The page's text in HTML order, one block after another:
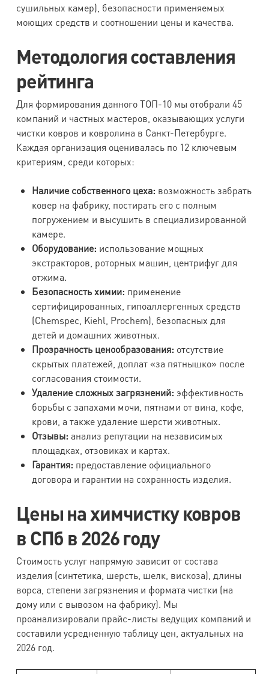
сушильных камер), безопасности применяемых
моющих средств и соотношении цены и качества.
Методология составления
рейтинга
Для формирования данного ТОП-10 мы отобрали 45
компаний и частных мастеров, оказывающих услуги
чистки ковров и ковролина в Санкт-Петербурге.
Каждая организация оценивалась по 12 ключевым
критериям, среди которых:
Наличие собственного цеха: возможность забрать
ковер на фабрику, постирать его с полным
погружением и высушить в специализированной
камере.
Оборудование: использование мощных
экстракторов, роторных машин, центрифуг для
отжима.
Безопасность химии: применение
сертифицированных, гипоаллергенных средств
(Chemspec, Kiehl, Prochem), безопасных для
детей и домашних животных.
Прозрачность ценообразования: отсутствие
скрытых платежей, доплат «за пятнышко» после
согласования стоимости.
Удаление сложных загрязнений: эффективность
борьбы с запахами мочи, пятнами от вина, кофе,
крови, а также удаление шерсти животных.
Отзывы: анализ репутации на независимых
площадках, отзовиках и картах.
Гарантия: предоставление официального
договора и гарантии на сохранность изделия.
Цены на химчистку ковров
в СПб в 2026 году
Стоимость услуг напрямую зависит от состава
изделия (синтетика, шерсть, шелк, вискоза), длины
ворса, степени загрязнения и формата чистки (на
дому или с вывозом на фабрику). Мы
проанализировали прайс-листы ведущих компаний и
составили усредненную таблицу цен, актуальных на
2026 год.